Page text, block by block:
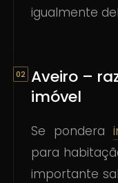
igualmente
Aveiro –
imóvel
Se pondera
para
importante